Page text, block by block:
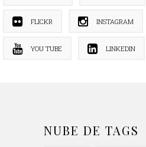
FLICKR INSTAGRAM
YOU TUBE LINKEDIN
NUBE DE TAGS